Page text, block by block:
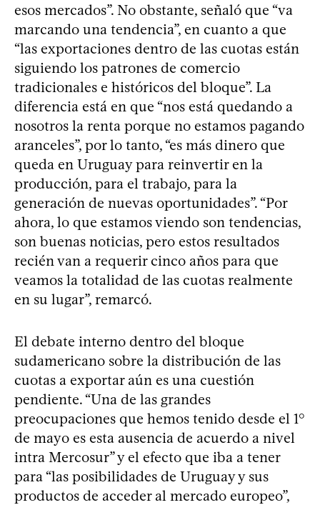
esos mercados”. No obstante, señaló que “va
marcando una tendencia”, en cuanto a que
“las exportaciones dentro de las cuotas están
siguiendo los patrones de comercio
tradicionales e históricos del bloque”. La
diferencia está en que “nos está quedando a
nosotros la renta porque no estamos pagando
aranceles”, por lo tanto, “es más dinero que
queda en Uruguay para reinvertir en la
producción, para el trabajo, para la
generación de nuevas oportunidades”. “Por
ahora, lo que estamos viendo son tendencias,
son buenas noticias, pero estos resultados
recién van a requerir cinco años para que
veamos la totalidad de las cuotas realmente
en su lugar”, remarcó.
El debate interno dentro del bloque
sudamericano sobre la distribución de las
cuotas a exportar aún es una cuestión
pendiente. “Una de las grandes
preocupaciones que hemos tenido desde el 1°
de mayo es esta ausencia de acuerdo a nivel
intra Mercosur” y el efecto que iba a tener
para “las posibilidades de Uruguay y sus
productos de acceder al mercado europeo”,